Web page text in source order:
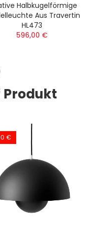
Halbkugelförmige
Aus Travertin
HL473
596,00 €
Produkt
€